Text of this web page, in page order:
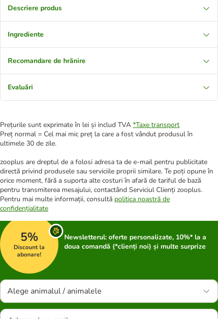
Descriere produs
Ingrediente
Recomandare de hrănire
Evaluări
Prețurile sunt exprimate în lei și includ TVA *Taxe transport
Preț normal = Cel mai mic preț la care a fost vândut produsul în
ultimele 30 de zile.
zooplus are dreptul de a folosi adresa ta de e-mail pentru publicitate
directă privind produsele sau serviciile proprii similare. Te poți opune în
orice moment, fără a suporta alte costuri în afară de tariful de bază
pentru transmiterea mesajului, contactând Serviciul Clienți zooplus.
Pentru mai multe informații, consultă politica noastră de
confidențialitate
5%
Discount la
abonare!
Newsletterul: oferte personalizate, 10%* la a
doua comandă (*clienți noi) și multe surprize
Alege animalul / animalele